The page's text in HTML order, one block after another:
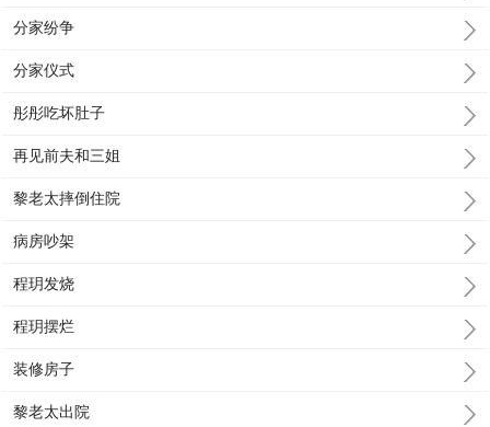
分家纷争
分家仪式
彤彤吃坏肚子
再见前夫和三姐
黎老太摔倒住院
病房吵架
程玥发烧
程玥摆烂
装修房子
黎老太出院